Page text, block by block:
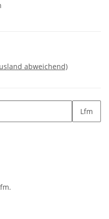
abweichend)
Lfm